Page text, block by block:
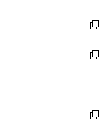
開
く
ウ
で
開
く
ン
ド
ウ
で
開
ウ
ィ
ン
ド
ウ
開
く
し
い
ウ
ィ
ン
ウ
で
新
し
い
ウ
ン
ド
新
し
ウ
ィ